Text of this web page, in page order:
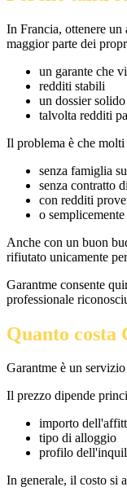
In Francia, ottenere
maggior parte dei
un garante che
redditi stabili
un dossier solido
talvolta redditi
Il problema è che
senza famiglia
senza contratto
con redditi
o
Anche con un buon
rifiutato unicamente
Garantme consente
professionale
Quanto costa
Garantme è un
Il prezzo dipende
importo
tipo di alloggio
profilo
In generale, il costo si